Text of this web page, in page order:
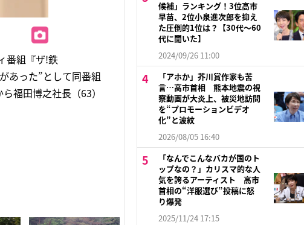
番組『ザ!鉄
あった”として同番組
福田博之社長（63）
候補」ランキング！3位高市
早苗、2位小泉進次郎を抑え
た圧倒的1位は？【30代〜60
代に聞いた】
2024/09/26 11:00
「アホか」芥川賞作家も苦
言…高市首相 熊本地震の視
察動画が大炎上、被災地訪問
を“プロモーションビデオ
化”と波紋
2026/08/05 16:40
「なんでこんなバカが国のト
ップなの？」カリスマ的な人
気を誇るアーティスト 高市
首相の“洋服選び”投稿に怒
り爆発
2025/11/24 17:15